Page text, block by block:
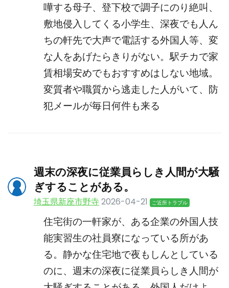
嘩する母子、登下校で調子にのり絶叫、
敷地侵入してくる小学生、深夜でも人ん
ちの軒先で大声で電話する外国人等、変
な人をあげたらきりがない。駅チカで家
賃相場安めでもおすすめはしない地域。
変質者や職質から逃走した人がいて、防
犯メールが毎日何件も来る
週末の深夜に従業員らしき人間が大騒
ぎすることがある。
埼玉県新座市野寺2026-04-21 ご近所トラブル
住宅街の一軒家が、ある企業の外国人技
能実習生の社員寮になっている所があ
る。静かな住宅地で夜もしんとしている
のに、週末の深夜に従業員らしき人間が